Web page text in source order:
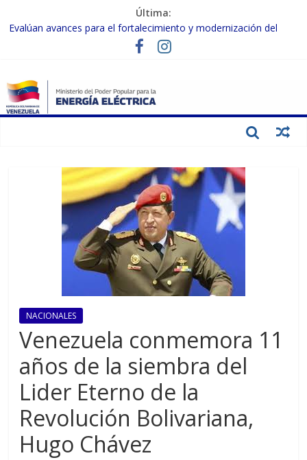
Última:
Evalúan avances para el fortalecimiento y modernización del
Inspeccionan trabajos de rehabilitación en instalaciones del SEN
Gobierno Nacional activa plan preventivo para fortalecer el SEN
ante el fenómeno de El Niño
Termocarabobo recupera el 50% de su capacidad de generación
NACIONALES
Venezuela conmemora 11
años de la siembra del
Lider Eterno de la
Revolución Bolivariana,
Hugo Chávez